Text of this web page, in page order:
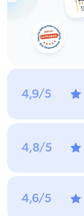
4,9/5
4,8/5
4,6/5